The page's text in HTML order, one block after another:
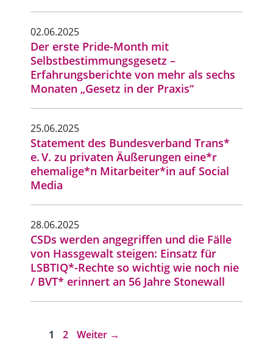
02.06.2025
Der erste Pride-Month mit
Selbstbestimmungsgesetz –
Erfahrungsberichte von mehr als sechs
Monaten „Gesetz in der Praxis“
25.06.2025
Statement des Bundesverband Trans*
e. V. zu privaten Äußerungen eine*r
ehemalige*n Mitarbeiter*in auf Social
Media
28.06.2025
CSDs werden angegriffen und die Fälle
von Hassgewalt steigen: Einsatz für
LSBTIQ*-Rechte so wichtig wie noch nie
/ BVT* erinnert an 56 Jahre Stonewall
Seite
1 Seite
2 Weiter →